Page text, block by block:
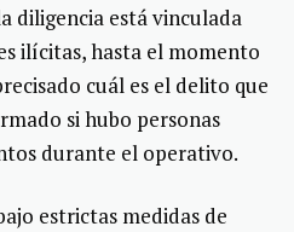
diligencia está vinculada
ilícitas, hasta el momento
cuál es el delito que
si hubo personas
durante el operativo.
estrictas medidas de